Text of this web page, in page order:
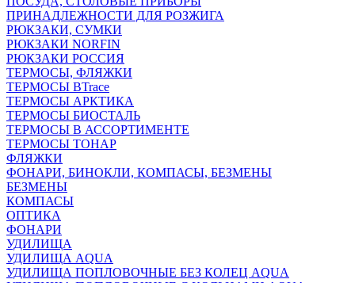
ПРИНАДЛЕЖНОСТИ ДЛЯ РОЗЖИГА
РЮКЗАКИ, СУМКИ
РЮКЗАКИ NORFIN
РЮКЗАКИ РОССИЯ
ТЕРМОСЫ, ФЛЯЖКИ
ТЕРМОСЫ BTrace
ТЕРМОСЫ АРКТИКА
ТЕРМОСЫ БИОСТАЛЬ
ТЕРМОСЫ В АССОРТИМЕНТЕ
ТЕРМОСЫ ТОНАР
ФЛЯЖКИ
ФОНАРИ, БИНОКЛИ, КОМПАСЫ, БЕЗМЕНЫ
БЕЗМЕНЫ
КОМПАСЫ
ОПТИКА
ФОНАРИ
УДИЛИЩА
УДИЛИЩА AQUA
УДИЛИЩА ПОПЛОВОЧНЫЕ БЕЗ КОЛЕЦ AQUA